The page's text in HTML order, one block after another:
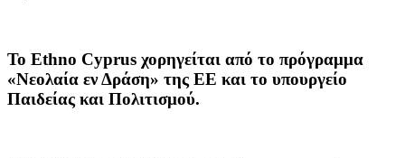
Το Ethno Cyprus χορηγείται από το πρόγραμμα
«Νεολαία εν Δράση» της ΕΕ και το υπουργείο
Παιδείας και Πολιτισμού.